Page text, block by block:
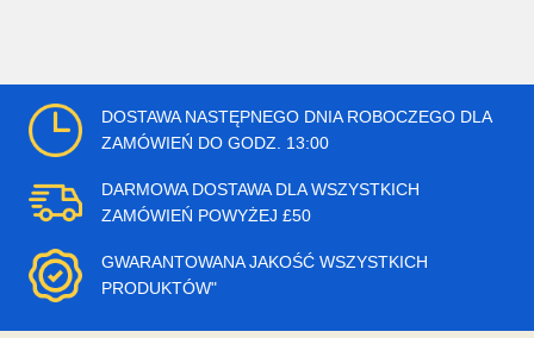
DOSTAWA NASTĘPNEGO DNIA ROBOCZEGO DLA
ZAMÓWIEŃ DO GODZ. 13:00
DARMOWA DOSTAWA DLA WSZYSTKICH
ZAMÓWIEŃ POWYŻEJ £50
GWARANTOWANA JAKOŚĆ WSZYSTKICH
PRODUKTÓW"